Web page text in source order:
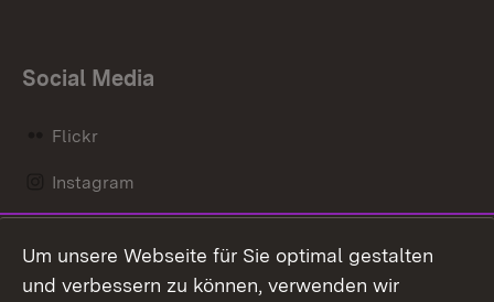
Social Media
Flickr
Instagram
Mastodon
Um unsere Webseite für Sie optimal gestalten
und verbessern zu können, verwenden wir